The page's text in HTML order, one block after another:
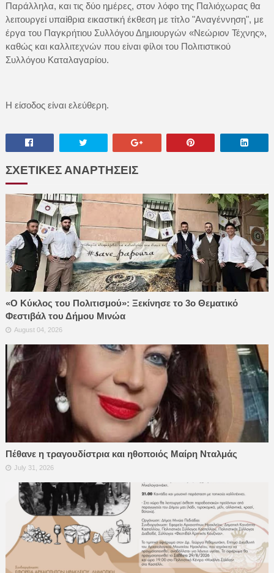
Παράλληλα, και τις δύο ημέρες, στον λόφο της Παλιόχωρας θα
λειτουργεί υπαίθρια εικαστική έκθεση με τίτλο "Αναγέννηση", με
έργα του Παγκρήτιου Συλλόγου Δημιουργών «Νεώριον Τέχνης»,
καθώς και καλλιτεχνών που είναι φίλοι του Πολιτιστικού
Συλλόγου Καταλαγαρίου.
Η είσοδος είναι ελεύθερη.
ΣΧΕΤΙΚΕΣ ΑΝΑΡΤΗΣΕΙΣ
«Ο Κύκλος του Πολιτισμού»: Ξεκίνησε το 3ο Θεματικό
Φεστιβάλ του Δήμου Μινώα
August 04, 2026
Πέθανε η τραγουδίστρια και ηθοποιός Μαίρη Νταλμάς
July 31, 2026